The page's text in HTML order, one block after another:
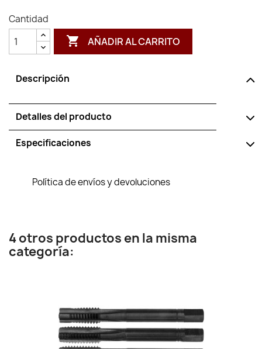
Cantidad
 AÑADIR AL CARRITO
Descripción
Detalles del producto
Especificaciones
Política de envíos y devoluciones
4 otros productos en la misma
categoría: